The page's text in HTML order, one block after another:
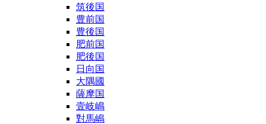
筑後国
豊前国
豊後国
肥前国
肥後国
日向国
大隅國
薩摩国
壹岐嶋
對馬嶋